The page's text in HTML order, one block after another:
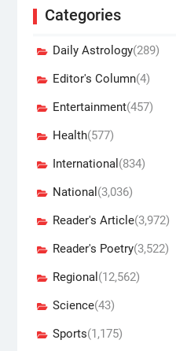
Categories
Daily Astrology(289)
Editor's Column(4)
Entertainment(457)
Health(577)
International (834)
National (3,036)
Reader's Article(3,972)
Reader's Poetry(3,522)
Regional (12,562)
Science(43)
Sports(1,175)